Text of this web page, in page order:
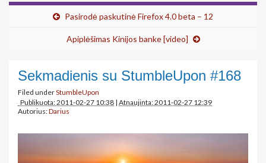
Pasirodė paskutinė Firefox 4.0 beta – 12
Apiplėšimas Kinijos banke [video]
Sekmadienis su StumbleUpon #168
Filed underStumbleUpon
Publikuota: 2011-02-27 10:38 | Atnaujinta: 2011-02-27 12:39
Autorius:Darius